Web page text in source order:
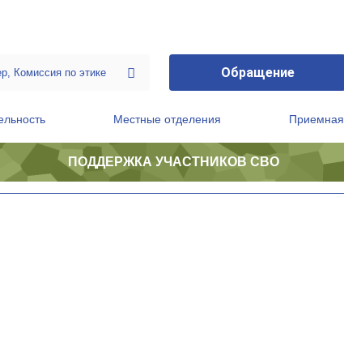
Обращение
Местные отделения Приемная
ПОДДЕРЖКА УЧАСТНИКОВ СВО